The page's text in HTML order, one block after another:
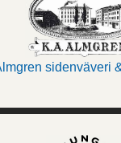
sidenväveri